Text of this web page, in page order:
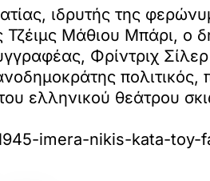
ιδρυτής της
Τζέιμς Μάθιου Μπάρι, ο
Φρίντριχ
πολιτικός,
ελληνικού θεάτρου
imera-nikis-kata-toy-